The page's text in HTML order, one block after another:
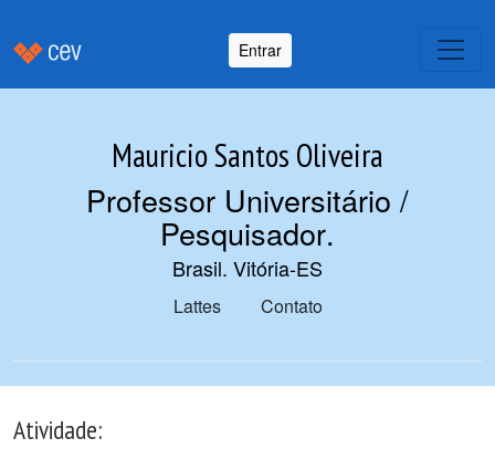
Entrar
Mauricio Santos Oliveira
Professor Universitário /
Pesquisador.
Brasil. Vitória-ES
Lattes Contato
Atividade: